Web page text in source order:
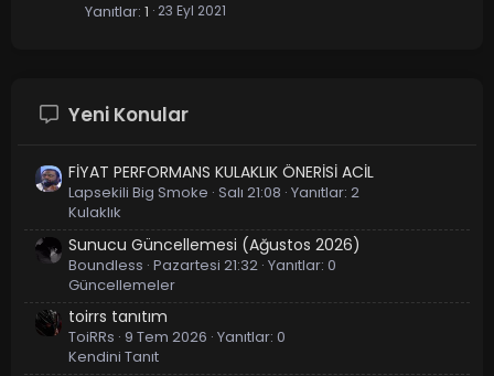
Yanıtlar 1 23 Eyl 2021
Yeni Konular
FİYAT PERFORMANS KULAKLIK ÖNERİSİ ACİL
Lapsekili Big Smoke Salı 21:08 Yanıtlar: 2
Kulaklık
Sunucu Güncellemesi (Ağustos 2026)
Boundless Pazartesi 21:32 Yanıtlar: 0
Güncellemeler
toirrs tanıtım
ToiRRs 9 Tem 2026 Yanıtlar: 0
Kendini Tanıt